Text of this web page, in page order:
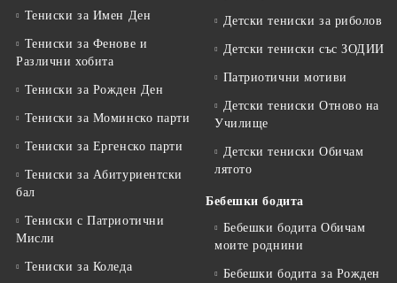
Тениски за Имен Ден
Тениски за Фенове и
Различни хобита
Тениски за Рожден Ден
Тениски за Mоминско парти
Тениски за Eргенско парти
Тениски за Aбитуриентски
бал
Тениски с Патриотични
Мисли
Тениски за Коледа
Детски тениски за риболов
Детски тениски със ЗОДИИ
Патриотични мотиви
Детски тениски Отново на
Училище
Детски тениски Обичам
лятото
Бебешки бодита
Бебешки бодита Обичам
моите роднини
Бебешки бодита за Рожден